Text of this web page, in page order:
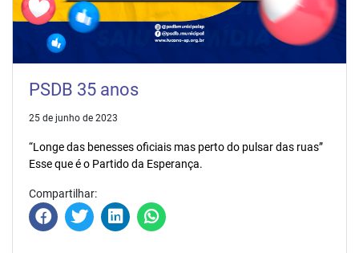
PSDB 35 anos
25 de junho de 2023
“Longe das benesses oficiais mas perto do pulsar das ruas”
Esse que é o Partido da Esperança.
Compartilhar: